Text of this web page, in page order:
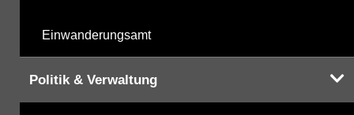
Einwanderungsamt
Politik & Verwaltung